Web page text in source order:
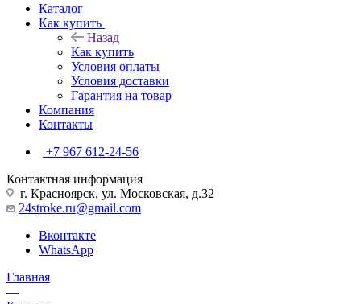
Каталог
Как купить
Назад
Как купить
Условия оплаты
Условия доставки
Гарантия на товар
Компания
Контакты
+7 967 612-24-56
Контактная информация
г. Красноярск, ул. Московская, д.32
24stroke.ru@gmail.com
Вконтакте
WhatsApp
Главная
—